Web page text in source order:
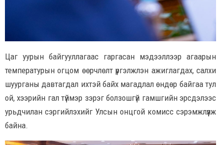
Цаг уурын байгууллагаас гаргасан мэдээллээр агаарын
температурын огцом өөрчлөлт үргэлжлэн ажиглагдах, салхи
шуурганы давтагдал ихтэй байх магадлал өндөр байгаа тул
ой, хээрийн гал түймэр зэрэг болзошгүй гамшгийн эрсдэлээс
урьдчилан сэргийлэхийг Улсын онцгой комисс сэрэмжлүүлж
байна.